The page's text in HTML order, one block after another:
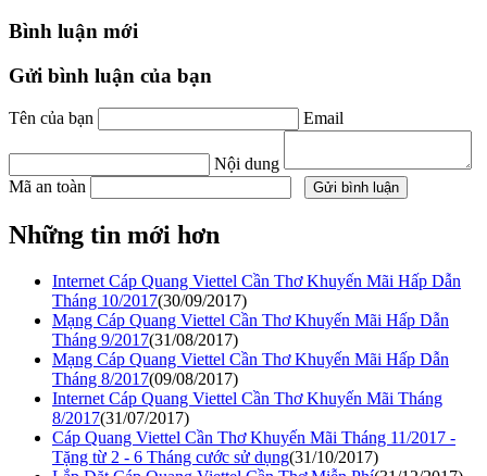
Bình luận mới
Gửi bình luận của bạn
Tên của bạn Email
Nội dung
Mã an toàn
Những tin mới hơn
Internet Cáp Quang Viettel Cần Thơ Khuyến Mãi Hấp Dẫn
Tháng 10/2017(30/09/2017)
Mạng Cáp Quang Viettel Cần Thơ Khuyến Mãi Hấp Dẫn
Tháng 9/2017(31/08/2017)
Mạng Cáp Quang Viettel Cần Thơ Khuyến Mãi Hấp Dẫn
Tháng 8/2017(09/08/2017)
Internet Cáp Quang Viettel Cần Thơ Khuyến Mãi Tháng
8/2017(31/07/2017)
Cáp Quang Viettel Cần Thơ Khuyến Mãi Tháng 11/2017 -
Tặng từ 2 - 6 Tháng cước sử dụng(31/10/2017)